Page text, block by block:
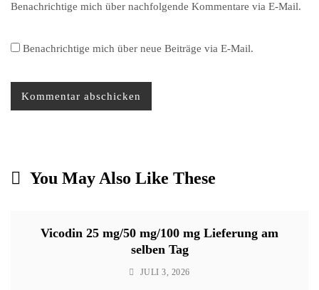
Benachrichtige mich über nachfolgende Kommentare via E-Mail.
Benachrichtige mich über neue Beiträge via E-Mail.
You May Also Like These
Vicodin 25 mg/50 mg/100 mg Lieferung am
selben Tag
JULI 3, 2026